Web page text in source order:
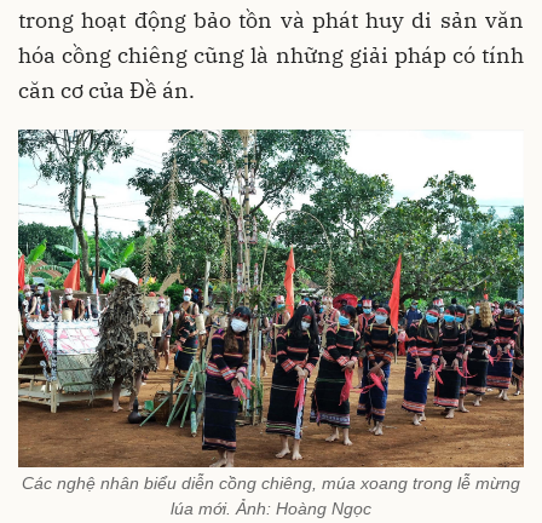
trong hoạt động bảo tồn và phát huy di sản văn
hóa cồng chiêng cũng là những giải pháp có tính
căn cơ của Đề án.
Các nghệ nhân biểu diễn cồng chiêng, múa xoang trong lễ mừng
lúa mới. Ảnh: Hoàng Ngọc